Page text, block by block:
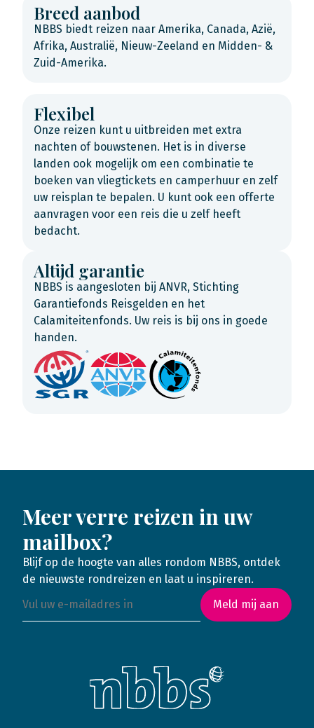
Breed aanbod
NBBS biedt reizen naar Amerika, Canada, Azië,
Afrika, Australië, Nieuw-Zeeland en Midden- &
Zuid-Amerika.
Flexibel
Onze reizen kunt u uitbreiden met extra
nachten of bouwstenen. Het is in diverse
landen ook mogelijk om een combinatie te
boeken van vliegtickets en camperhuur en zelf
uw reisplan te bepalen. U kunt ook een offerte
aanvragen voor een reis die u zelf heeft
bedacht.
Altijd garantie
NBBS is aangesloten bij ANVR, Stichting
Garantiefonds Reisgelden en het
Calamiteitenfonds. Uw reis is bij ons in goede
handen.
Meer verre reizen in uw
mailbox?
Blijf op de hoogte van alles rondom NBBS, ontdek
de nieuwste rondreizen en laat u inspireren.
Meld mij aan